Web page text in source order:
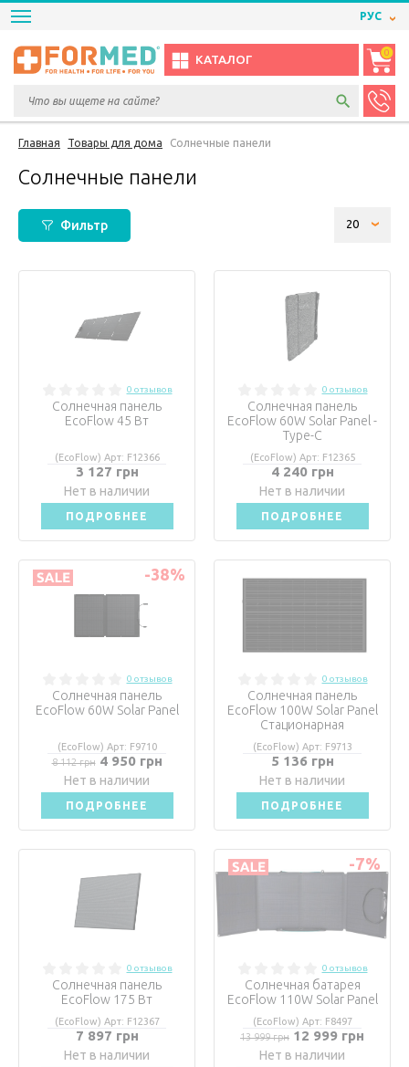
РУС
КАТАЛОГ
0
Главная Товары для дома Солнечные панели
Солнечные панели
Фильтр
0 отзывов
Солнечная панель
EcoFlow 45 Вт
(EcoFlow) Арт: F12366
3 127 грн
Нет в наличии
ПОДРОБНЕЕ
0 отзывов
Солнечная панель
EcoFlow 60W Solar Panel -
Type-C
(EcoFlow) Арт: F12365
4 240 грн
Нет в наличии
ПОДРОБНЕЕ
-38%
0 отзывов
Солнечная панель
EcoFlow 60W Solar Panel
(EcoFlow) Арт: F9710
8 112 грн4 950 грн
Нет в наличии
ПОДРОБНЕЕ
0 отзывов
Солнечная панель
EcoFlow 100W Solar Panel
Стационарная
(EcoFlow) Арт: F9713
5 136 грн
Нет в наличии
ПОДРОБНЕЕ
0 отзывов
Солнечная панель
EcoFlow 175 Вт
(EcoFlow) Арт: F12367
7 897 грн
Нет в наличии
-7%
0 отзывов
Солнечная батарея
EcoFlow 110W Solar Panel
(EcoFlow) Арт: F8497
13 999 грн 12 999 грн
Нет в наличии